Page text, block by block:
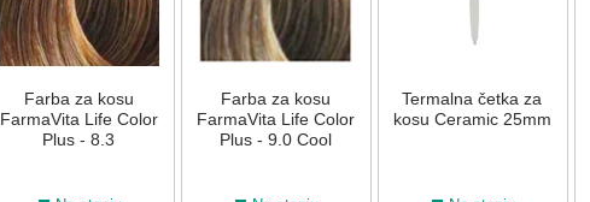
Farba za kosu
FarmaVita Life Color
Plus - 8.3
Farba za kosu
FarmaVita Life Color
Plus - 9.0 Cool
Termalna četka za
kosu Ceramic 25mm